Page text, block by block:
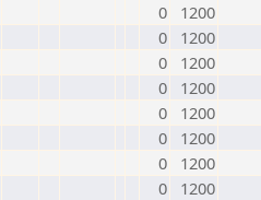
0
1200
0
1200
0
1200
0
1200
0
1200
0
1200
0
1200
0 1200